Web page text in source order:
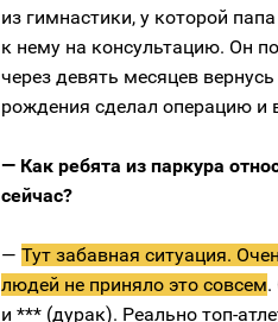
из гимнастики, у которой
к нему на консультацию. Он
через девять месяцев
рождения сделал операцию и
— Как ребята из паркура
сейчас?
— Тут забавная ситуация.
людей не приняло это совсем.
и *** (дурак). Реально топ-